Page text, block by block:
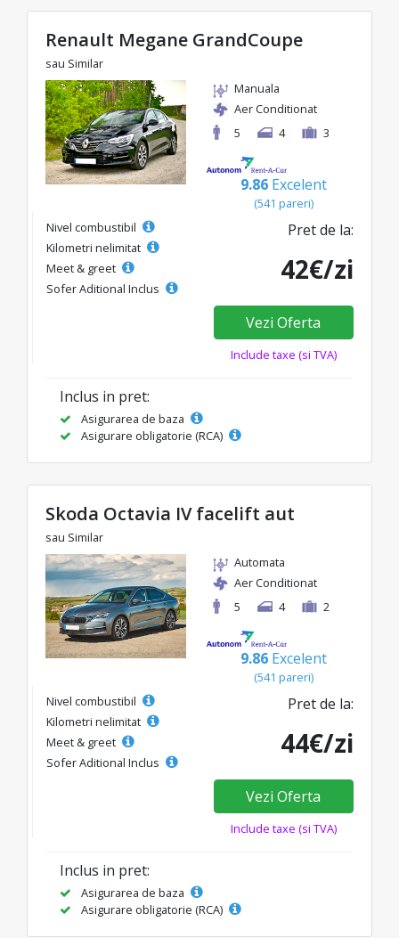
Renault Megane GrandCoupe
sau Similar
Manuala
Aer Conditionat
5
4 3
9.86 Excelent
(541 pareri)
Nivel combustibil
Kilometri nelimitat
Meet & greet
Sofer Aditional Inclus
Pret de la:
42€/zi
Vezi Oferta
Include taxe (si TVA)
Inclus in pret:
Asigurarea de baza
Asigurare obligatorie (RCA)
Skoda Octavia IV facelift aut
sau Similar
Automata
Aer Conditionat
5
4 2
9.86 Excelent
(541 pareri)
Nivel combustibil
Kilometri nelimitat
Meet & greet
Sofer Aditional Inclus
Pret de la:
44€/zi
Vezi Oferta
Include taxe (si TVA)
Inclus in pret:
Asigurarea de baza
Asigurare obligatorie (RCA)